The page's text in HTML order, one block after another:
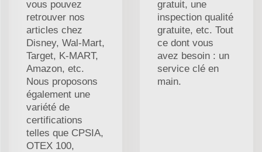
vous pouvez
retrouver nos
articles chez
Disney, Wal-Mart,
Target, K-MART,
Amazon, etc.
Nous proposons
également une
variété de
certifications
telles que CPSIA,
OTEX 100,
gratuit, une
inspection qualité
gratuite, etc. Tout
ce dont vous
avez besoin : un
service clé en
main.